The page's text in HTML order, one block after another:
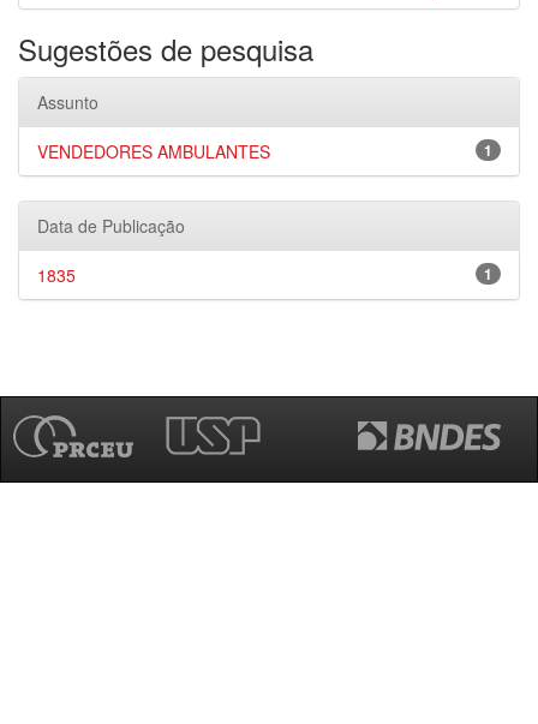
Sugestões de pesquisa
Assunto
1
VENDEDORES AMBULANTES
Data de Publicação
1
1835